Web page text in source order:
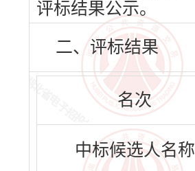
评标结果公示。
二、评标结果
名次
中标候选人名称